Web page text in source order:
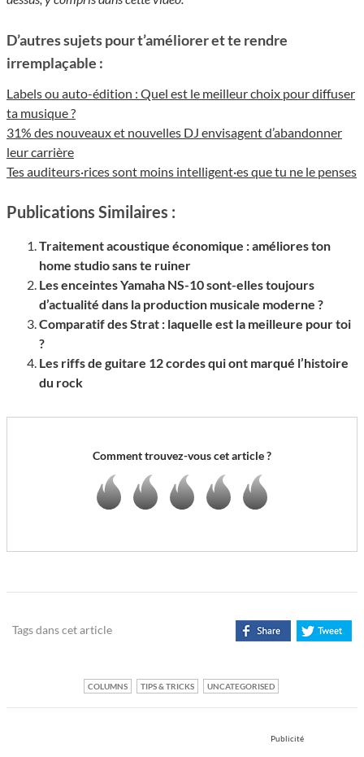
D’autres sujets pour t’améliorer et te rendre
irremplaçable :
Labels ou auto-édition : Quel est le meilleur choix pour diffuser
ta musique ?
31% des nouveaux et nouvelles DJ envisagent d’abandonner
leur carrière
Tes auditeurs·rices sont moins intelligent·es que tu ne le penses
Publications Similaires :
Traitement acoustique économique : améliores ton
home studio sans te ruiner
Les enceintes Yamaha NS-10 sont-elles toujours
d’actualité dans la production musicale moderne ?
Comparatif des Strat : laquelle est la meilleure pour toi
?
Les riffs de guitare 12 cordes qui ont marqué l’histoire
du rock
Comment trouvez-vous cet article ?
Tags dans cet article
COLUMNS TIPS & TRICKS UNCATEGORISED
Publicité